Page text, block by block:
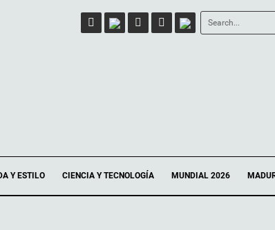
Y ESTILO CIENCIA Y TECNOLOGÍA MUNDIAL 2026